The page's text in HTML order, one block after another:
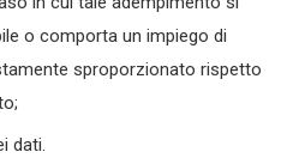
o comporta un impiego di
sproporzionato rispetto
dati.